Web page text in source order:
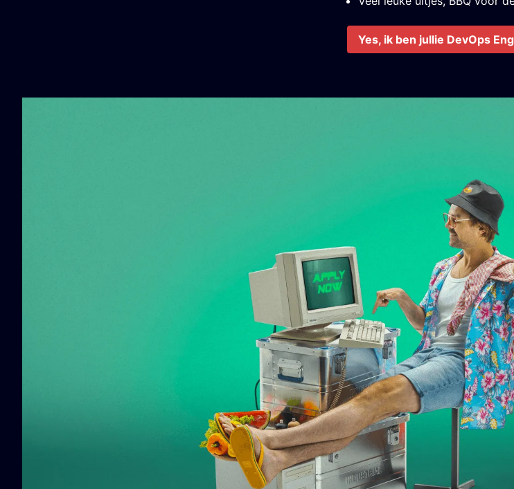
Yes, ik ben jullie DevOps